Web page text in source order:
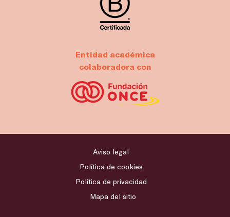
Entidad académica
colaboradora con
Aviso legal
Política de cookies
Política de privacidad
Mapa del sitio